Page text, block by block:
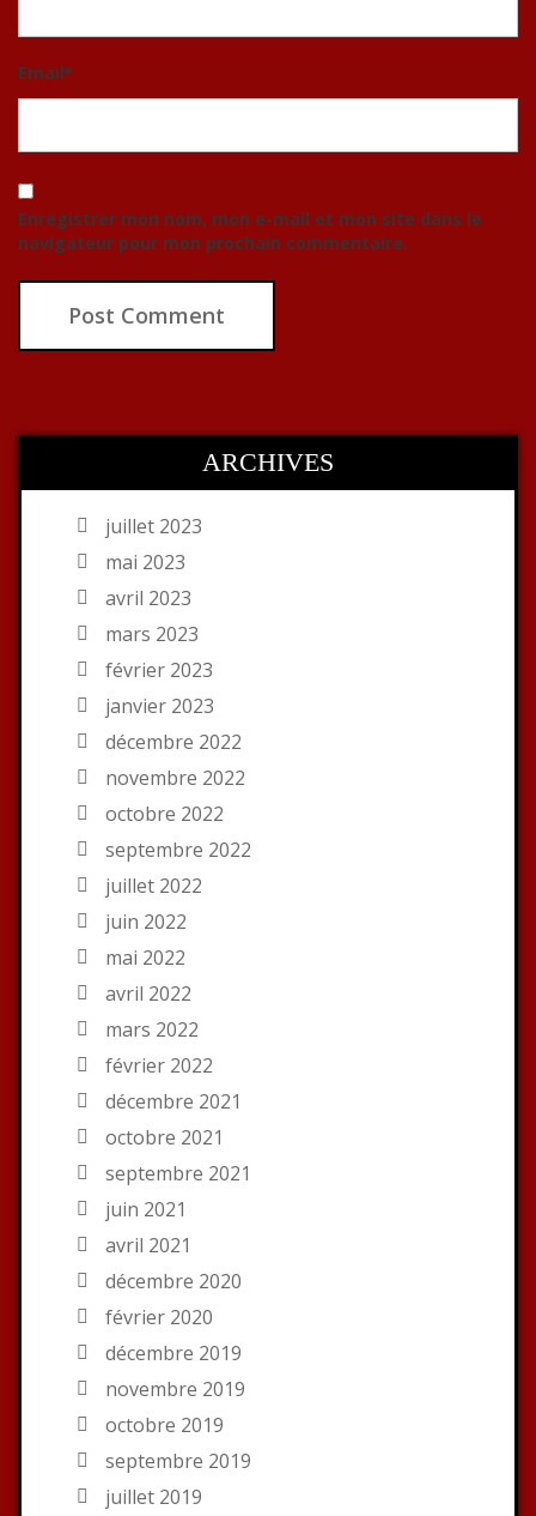
Email*
Enregistrer mon nom, mon e-mail et mon site dans le
navigateur pour mon prochain commentaire.
ARCHIVES
juillet 2023
mai 2023
avril 2023
mars 2023
février 2023
janvier 2023
décembre 2022
novembre 2022
octobre 2022
septembre 2022
juillet 2022
juin 2022
mai 2022
avril 2022
mars 2022
février 2022
décembre 2021
octobre 2021
septembre 2021
juin 2021
avril 2021
décembre 2020
février 2020
décembre 2019
novembre 2019
octobre 2019
septembre 2019
juillet 2019